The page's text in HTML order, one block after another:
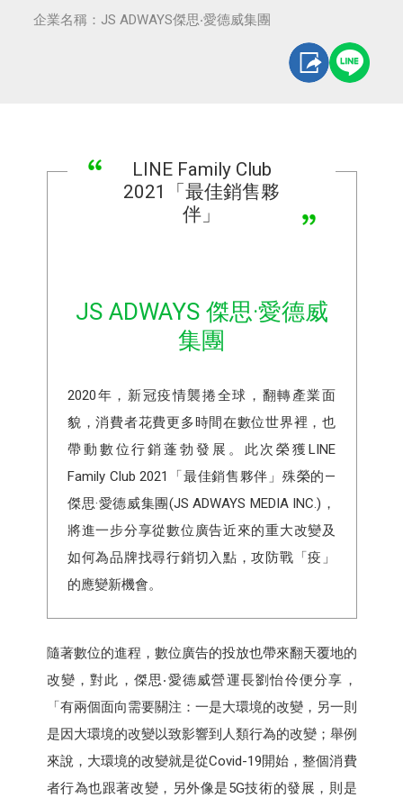
企業名稱：JS ADWAYS傑思‧愛德威集團
LINE Family Club
2021「最佳銷售夥
伴」
JS ADWAYS 傑思·愛德威
集團
2020年，新冠疫情襲捲全球，翻轉產業面
貌，消費者花費更多時間在數位世界裡，也
帶動數位行銷蓬勃發展。此次榮獲LINE
Family Club 2021「最佳銷售夥伴」殊榮的—
傑思·愛德威集團(JS ADWAYS MEDIA INC.)，
將進一步分享從數位廣告近來的重大改變及
如何為品牌找尋行銷切入點，攻防戰「疫」
的應變新機會。
隨著數位的進程，數位廣告的投放也帶來翻天覆地的
改變，對此，傑思‧愛德威營運長劉怡伶便分享，
「有兩個面向需要關注：一是大環境的改變，另一則
是因大環境的改變以致影響到人類行為的改變；舉例
來說，大環境的改變就是從Covid-19開始，整個消費
者行為也跟著改變，另外像是5G技術的發展，則是